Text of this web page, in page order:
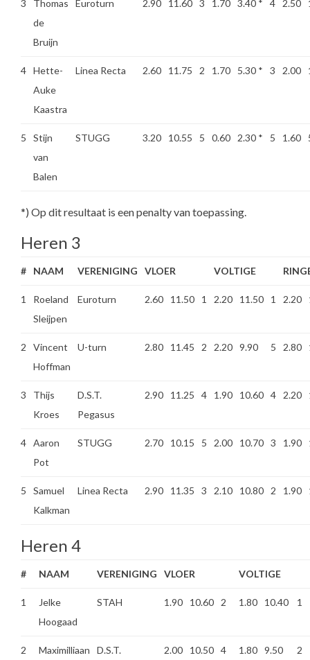
3
Thomas
de
Bruijn
Euroturn 2.90 11.60 3 1.70 3.40 * 4 2.50
4 Hette-
Auke
Kaastra
Linea Recta 2.60 11.75 2 1.70 5.30 * 3 2.00
5
Stijn
van
Balen
STUGG 3.20 10.55 5 0.60 2.30 * 5 1.60
*) Op dit resultaat is een penalty van toepassing.
Heren 3
# NAAM VERENIGING VLOER VOLTIGE
1
Roeland
Sleijpen
Euroturn 2.60 11.50 1 2.20 11.50 1 2.20
2
Vincent
Hoffman
U-turn 2.80 11.45 2 2.20 9.90 5 2.80
3
Thijs
Kroes
D.S.T.
Pegasus
2.90 11.25 4 1.90 10.60 4 2.20
4 Aaron
Pot
STUGG 2.70 10.15 5 2.00 10.70 3 1.90
5
Samuel
Kalkman
Linea Recta 2.90 11.35 3 2.10 10.80 2 1.90
Heren 4
# NAAM VERENIGING VLOER VOLTIGE
1
Jelke
Hoogaad
STAH 1.90 10.60 2 1.80 10.40 1
2
Maximilliaan
D.S.T.
2.00 10.50 4 1.80 9.50 2